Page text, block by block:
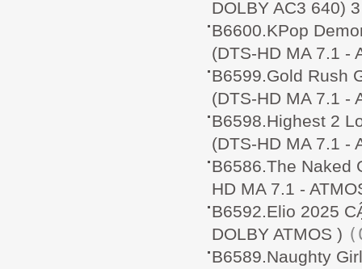
DOLBY AC3 640)
B6600.KPop
(DTS-HD MA 7.1 -
B6599.Gold Rush
(DTS-HD MA 7.1 -
B6598.Highest 2
(DTS-HD MA 7.1 -
B6586.The Naked
HD MA 7.1 -
B6592.Elio 2025
DOLBY ATMOS )
B6589.Naughty